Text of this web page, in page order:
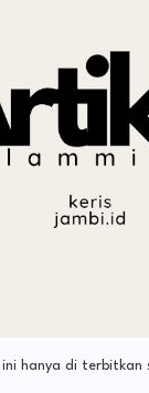
hanya di terbitkan